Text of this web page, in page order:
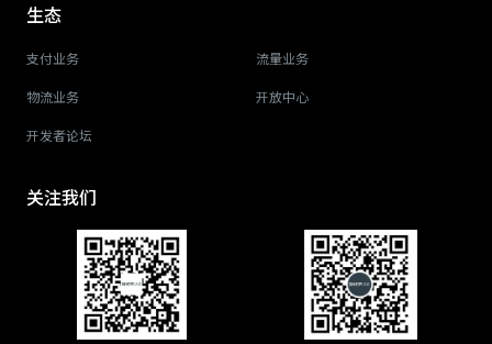
生态
支付业务 流量业务
物流业务 开放中心
开发者论坛
关注我们